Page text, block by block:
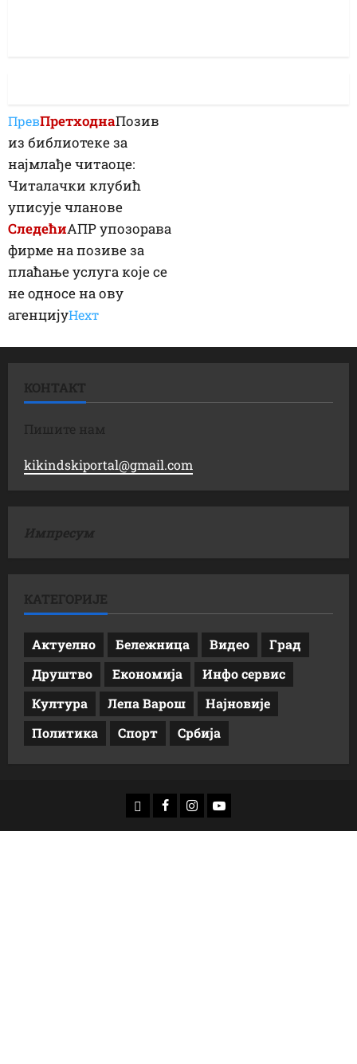
ПревПретходнаПозив
из библиотеке за
најмлађе читаоце:
Читалачки клубић
уписује чланове
СледећиАПР упозорава
фирме на позиве за
плаћање услуга које се
не односе на ову
агенцијуНеxт
КОНТАКТ
Пишите нам
kikindskiportal@gmail.com
Импресум
КАТЕГОРИЈЕ
Актуелно Бележница Видео
Град
Друштво
Економија
Инфо сервис
Култура
Лепа Варош
Најновије
Политика
Спорт Србија
доwнлоад
Фацебоок
Инстаграм
Yоутубе